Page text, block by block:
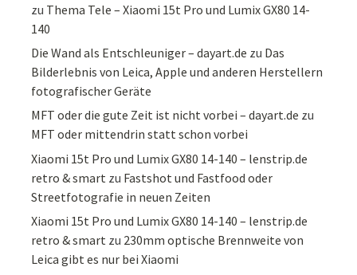
zu Thema Tele – Xiaomi 15t Pro und Lumix GX80 14-
140
Die Wand als Entschleuniger – dayart.de zu Das
Bilderlebnis von Leica, Apple und anderen Herstellern
fotografischer Geräte
MFT oder die gute Zeit ist nicht vorbei – dayart.de zu
MFT oder mittendrin statt schon vorbei
Xiaomi 15t Pro und Lumix GX80 14-140 – lenstrip.de
retro & smart zu Fastshot und Fastfood oder
Streetfotografie in neuen Zeiten
Xiaomi 15t Pro und Lumix GX80 14-140 – lenstrip.de
retro & smart zu 230mm optische Brennweite von
Leica gibt es nur bei Xiaomi